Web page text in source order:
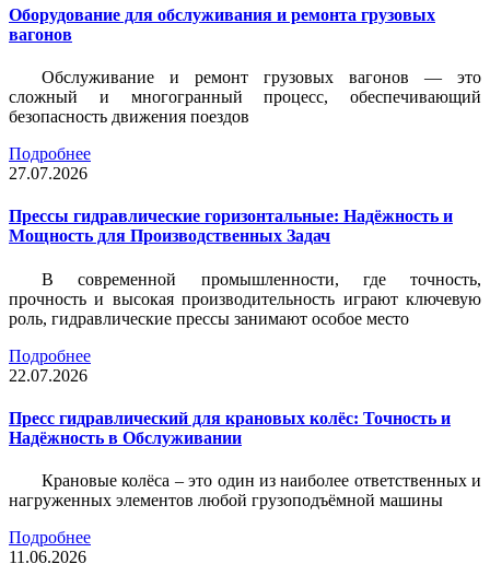
Оборудование для обслуживания и ремонта грузовых
вагонов
Обслуживание и ремонт грузовых вагонов — это
сложный и многогранный процесс, обеспечивающий
безопасность движения поездов
Подробнее
27.07.2026
Прессы гидравлические горизонтальные: Надёжность и
Мощность для Производственных Задач
В современной промышленности, где точность,
прочность и высокая производительность играют ключевую
роль, гидравлические прессы занимают особое место
Подробнее
22.07.2026
Пресс гидравлический для крановых колёс: Точность и
Надёжность в Обслуживании
Крановые колёса – это один из наиболее ответственных и
нагруженных элементов любой грузоподъёмной машины
Подробнее
11.06.2026